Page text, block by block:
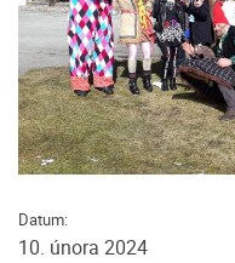
Datum:
10. února 2024